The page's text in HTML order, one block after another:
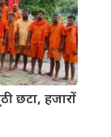
छटा, हजारों